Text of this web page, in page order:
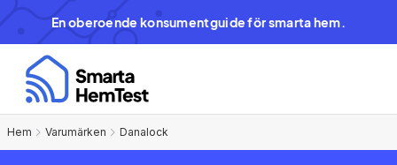
En oberoende konsumentguide för smarta hem.
Hem Varumärken Danalock